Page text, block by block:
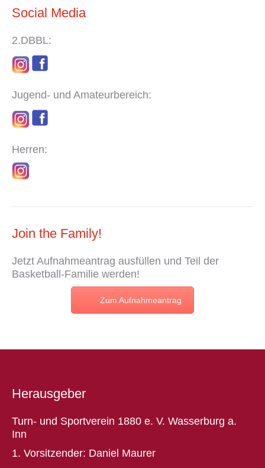
Social Media
2.DBBL:
Jugend- und Amateurbereich:
Herren:
Join the Family!
Jetzt Aufnahmeantrag ausfüllen und Teil der
Basketball-Familie werden!
Zum Aufnahmeantrag
Herausgeber
Turn- und Sportverein 1880 e. V. Wasserburg a.
Inn
1. Vorsitzender: Daniel Maurer